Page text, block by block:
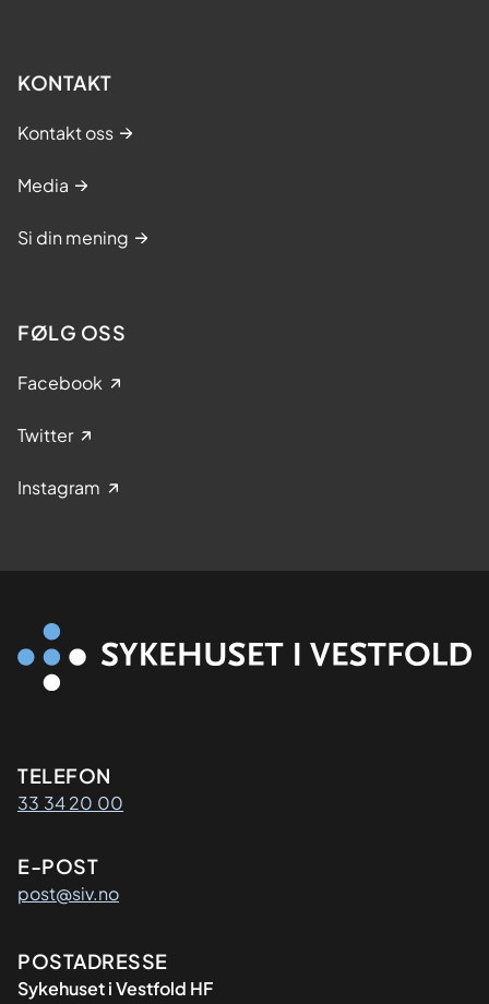
KONTAKT
Kontakt oss
Media
Si din mening
FØLG OSS
Facebook
Twitter
Instagram
Kontaktinformasjon
TELEFON
33 34 20 00
E-POST
post@siv.no
Adresse
POSTADRESSE
Sykehuset i Vestfold HF